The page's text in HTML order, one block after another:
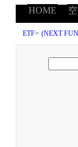
HOME
ETF> (NEXT